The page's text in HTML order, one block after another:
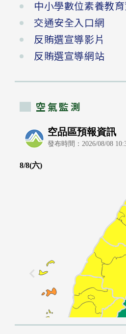
中小學數位素養教
交通安全入口網
反賄選宣導影片
反賄選宣導網站
空氣監測